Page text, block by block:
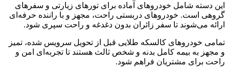
این دسته شامل خودروهای آماده برای تورهای زیارتی و سفرهای
گروهی است. خودروهای دربستی راحت، مجهز و با راننده حرفه‌ای
ارائه می‌شوند تا سفر زائران بدون دغدغه و راحت سپری شود.
تمامی خودروهای کالسکه طلایی قبل از تحویل سرویس شده، تمیز
و مجهز به بیمه کامل بدنه و شخص ثالث هستند تا تجربه‌ای امن و
راحت برای مشتریان فراهم شود.